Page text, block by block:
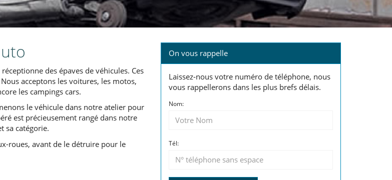
des épaves de véhicules. Ces
acceptons les voitures, les motos,
les campings cars.
le véhicule dans notre atelier pour
est précieusement rangé dans notre
sa catégorie.
roues, avant de le détruire pour le
On vous rappelle
Laissez-nous votre numéro de téléphone, nous
vous rappellerons dans les plus brefs délais.
Nom:
Tél: